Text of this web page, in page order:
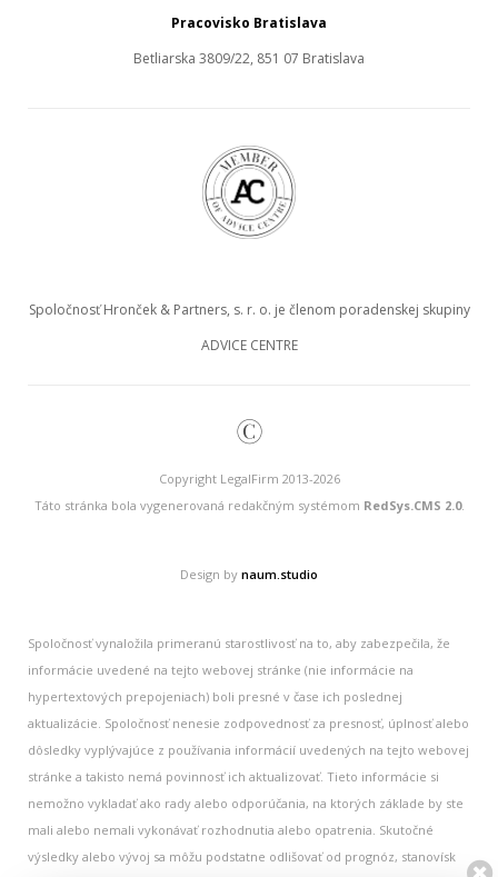
Pracovisko Bratislava
Betliarska 3809/22, 851 07 Bratislava
Spoločnosť Hronček & Partners, s. r. o. je členom poradenskej skupiny
ADVICE CENTRE
©
Copyright LegalFirm 2013-2026
Táto stránka bola vygenerovaná redakčným systémom RedSys.CMS 2.0.
Design by naum.studio
Spoločnosť vynaložila primeranú starostlivosť na to, aby zabezpečila, že
informácie uvedené na tejto webovej stránke (nie informácie na
hypertextových prepojeniach) boli presné v čase ich poslednej
aktualizácie. Spoločnosť nenesie zodpovednosť za presnosť, úplnosť alebo
dôsledky vyplývajúce z používania informácií uvedených na tejto webovej
stránke a takisto nemá povinnosť ich aktualizovať. Tieto informácie si
nemožno vykladať ako rady alebo odporúčania, na ktorých základe by ste
mali alebo nemali vykonávať rozhodnutia alebo opatrenia. Skutočné
výsledky alebo vývoj sa môžu podstatne odlišovať od prognóz, stanovísk